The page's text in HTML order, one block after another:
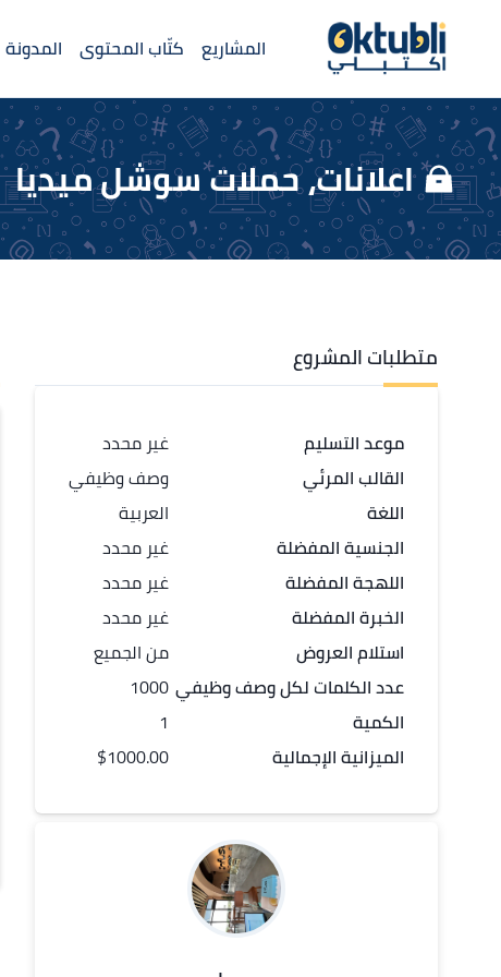
المشاريع كتّاب المحتوى المدونة
اعلانات، حملات سوشل ميديا
متطلبات المشروع
موعد التسليم
القالب المرئي
اللغة
الجنسية المفضلة
اللهجة المفضلة
الخبرة المفضلة
استلام العروض
عدد الكلمات لكلوصف وظيفي
الكمية
الميزانية الإجمالية
غير محدد
وصف وظيفي
العربية
غير محدد
غير محدد
غير محدد
من الجميع
1000
1
$1000.00